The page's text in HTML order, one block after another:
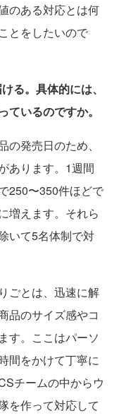
のある対応とは何
とをしたいので
る。具体的には、
ているのですか。
発売日のため、
あります。1週間
250〜350件ほどで
増えます。それら
いて5名体制で対
ごとは、迅速に解
品のサイズ感やコ
す。ここはパーソ
間をかけて丁寧に
チームの中からウ
を作って対応して